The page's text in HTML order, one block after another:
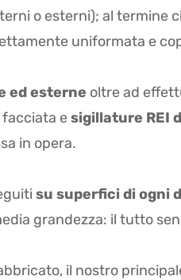
o esterni); al termine
uniformata e
ed esterne oltre ad
esigillature REI
in opera.
su superfici di ogni
grandezza: il tutto
il nostro